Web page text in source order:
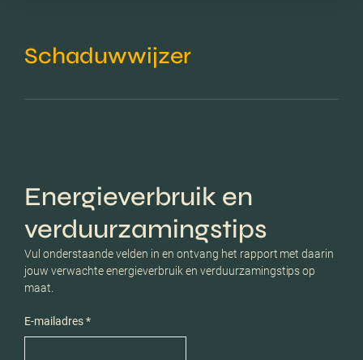
Schaduwwijzer
Energieverbruik en
verduurzamingstips
Vul onderstaande velden in en ontvang het rapport met daarin
jouw verwachte energieverbruik en verduurzamingstips op
maat.
E-mailadres *